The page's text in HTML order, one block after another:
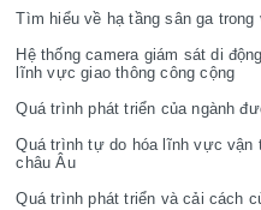
Tìm hiểu về hạ tầng sân ga
Hệ thống camera giám sát di
lĩnh vực giao thông công cộng
Quá trình phát triển của ngành
Quá trình tự do hóa lĩnh vực vận
châu Âu
Quá trình phát triển và cải cách